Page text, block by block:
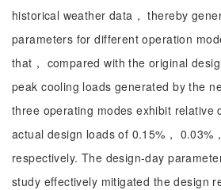
historical weather data， thereby
parameters for different operation
that， compared with the original
peak cooling loads generated by the
three operating modes exhibit relative
actual design loads of 0.15%， 0.03%
respectively. The design-day
study effectively mitigated the design